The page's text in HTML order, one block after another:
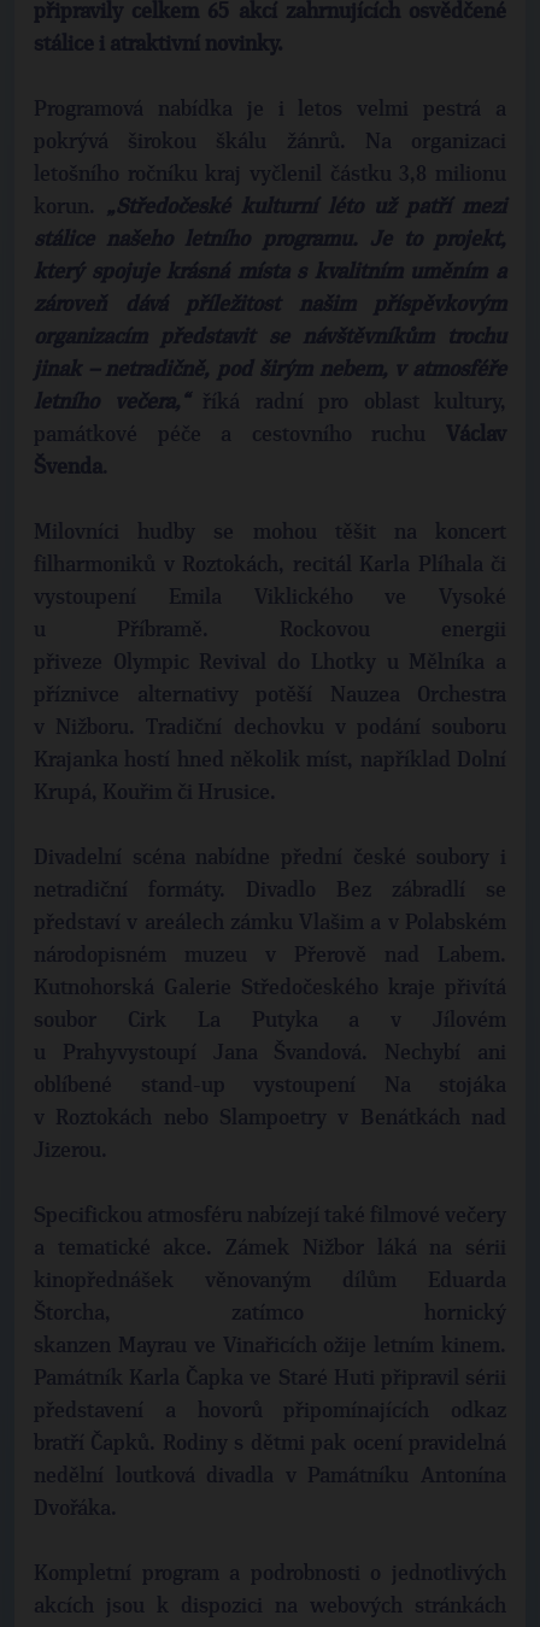
připravily celkem 65 akcí zahrnujících osvědčené
stálice i atraktivní novinky.
Programová nabídka je i letos velmi pestrá a
pokrývá širokou škálu žánrů. Na organizaci
letošního ročníku kraj vyčlenil částku 3,8 milionu
korun.
„Středočeské kulturní léto už patří mezi
stálice našeho letního programu. Je to projekt,
který spojuje krásná místa s kvalitním uměním a
zároveň dává příležitost našim příspěvkovým
organizacím představit se návštěvníkům trochu
jinak – netradičně, pod širým nebem, v atmosféře
letního večera,“říká radní pro oblast kultury,
památkové péče a cestovního ruchu
Václav
Švenda.
Milovníci hudby se mohou těšit na koncert
filharmoniků v Roztokách, recitál Karla Plíhala či
vystoupení Emila Viklického ve Vysoké
u Příbramě. Rockovou energii
přiveze Olympic Revival do Lhotky u Mělníka a
příznivce alternativy potěší Nauzea Orchestra
v Nižboru. Tradiční dechovku v podání souboru
Krajanka hostí hned několik míst, například Dolní
Krupá, Kouřim či Hrusice.
Divadelní scéna nabídne přední české soubory i
netradiční formáty. Divadlo Bez zábradlí se
představí v areálech zámku Vlašim a v Polabském
národopisném muzeu v Přerově nad Labem.
Kutnohorská Galerie Středočeského kraje přivítá
soubor Cirk La Putyka a v Jílovém
u Prahyvystoupí Jana Švandová. Nechybí ani
oblíbené stand-up vystoupení Na stojáka
v Roztokách nebo Slampoetry v Benátkách nad
Jizerou.
Specifickou atmosféru nabízejí také filmové večery
a tematické akce. Zámek Nižbor láká na sérii
kinopřednášek věnovaným dílům Eduarda
Štorcha, zatímco hornický
skanzen Mayrau ve Vinařicích ožije letním kinem.
Památník Karla Čapka ve Staré Huti připravil sérii
představení a hovorů připomínajících odkaz
bratří Čapků. Rodiny s dětmi pak ocení pravidelná
nedělní loutková divadla v Památníku Antonína
Dvořáka.
Kompletní program a podrobnosti o jednotlivých
akcích jsou k dispozici na webových stránkách